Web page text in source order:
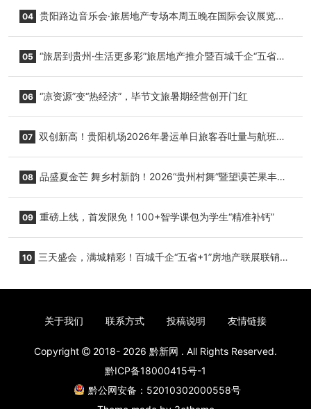
04 贵阳路边音乐会·旅居地产专场本周五晚在国际会议展览中
05 “旅居到贵州·生活更多彩”旅居地产推介暨百城千企“五省
06 “凉资源”变“热经济”，毕节文旅暑期经营创开门红
07 双创新高！贵阳机场2026年暑运单日旅客吞吐量与航班起
08 品盛夏金芒 舞乡村新韵！2026“贵州村舞”暨望谟芒果丰收
09 重磅上线，首发限免！100+智学课包为学生“精准补钙”
10 三天盛会，满城精彩！百城千企“五省+1”房地产联展联销活
关于我们 联系方式 投稿说明 友情链接
Copyright 2018- 2026 黔新网 . All Rights Reserved.
黔ICP备18000415号-1
黔公网安备：52010302000558号